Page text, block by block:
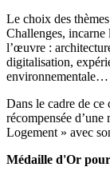
Le choix des
Challenges, incarne
l’œuvre :
digitalisation,
environnementale…
Dans le cadre de
récompensée
Logement » avec
Médaille d'Or